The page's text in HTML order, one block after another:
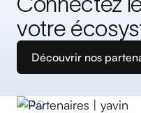
votre
Découvrir nos
FAQ